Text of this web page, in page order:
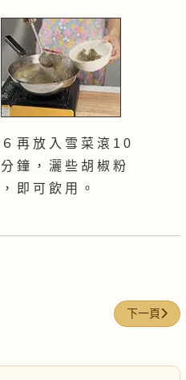
６ 再 放 入 雪 菜 滾 1 0
分 鐘 ， 灑 些 胡 椒 粉
， 即 可 飲 用 。
下一篇文章
下一頁